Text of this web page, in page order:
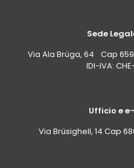
Sede
Via Ala Brüga, 64 Cap
IDI-IVA:
Ufficio e
Via Brüsighell, 14 Cap